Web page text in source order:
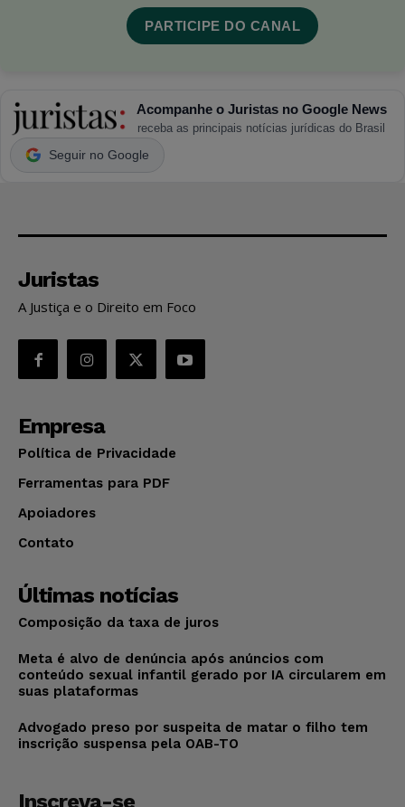
PARTICIPE DO CANAL
Acompanhe o Juristas no Google News
receba as principais notícias jurídicas do Brasil
Seguir no Google
Juristas
A Justiça e o Direito em Foco
Empresa
Política de Privacidade
Ferramentas para PDF
Apoiadores
Contato
Últimas notícias
Composição da taxa de juros
Meta é alvo de denúncia após anúncios com
conteúdo sexual infantil gerado por IA circularem em
suas plataformas
Advogado preso por suspeita de matar o filho tem
inscrição suspensa pela OAB-TO
Inscreva-se